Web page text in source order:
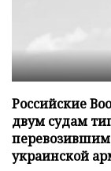
Российские
двум судам
перевозившим
украинской